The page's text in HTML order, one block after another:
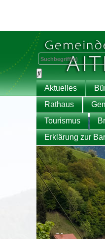
Aktuelles
Rathaus
Tourismus
Erklärung zur